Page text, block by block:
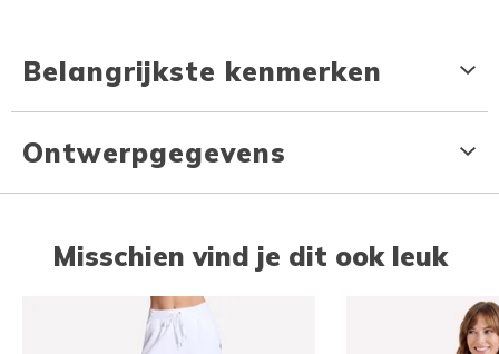
Belangrijkste kenmerken
Ontwerpgegevens
Misschien vind je dit ook leuk